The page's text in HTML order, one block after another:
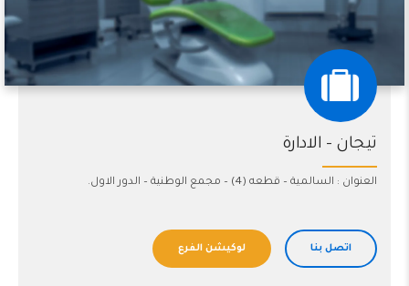
تيجان – الادارة
العنوان : السالمية – قطعه (4) – مجمع الوطنية – الدور الاول.
اتصل بنا لوكيشن الفرع